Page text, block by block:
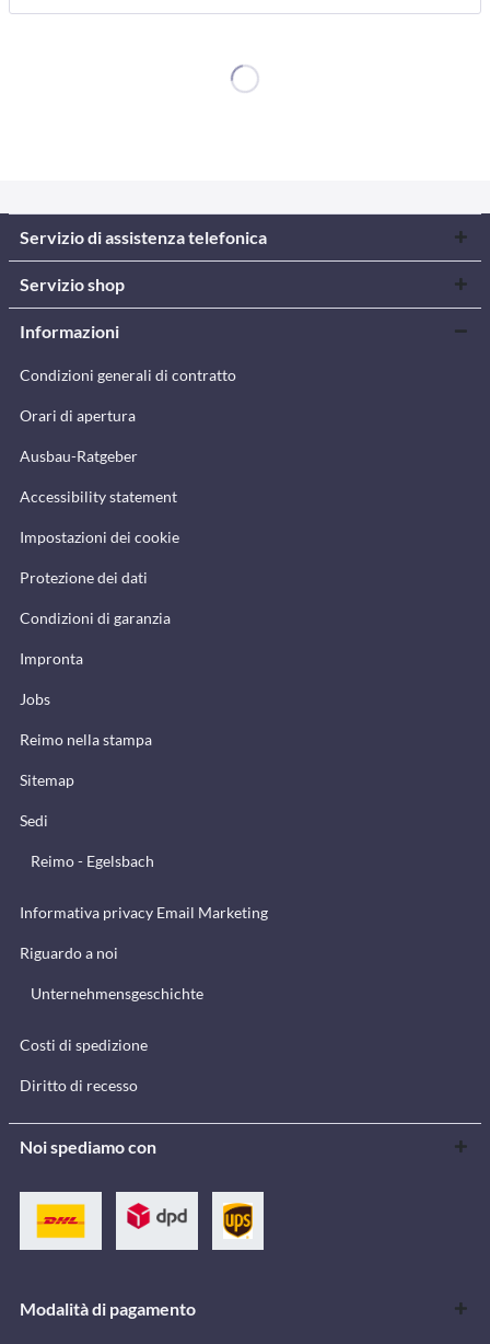
Servizio di assistenza telefonica
Servizio shop
Informazioni
Condizioni generali di contratto
Orari di apertura
Ausbau-Ratgeber
Accessibility statement
Impostazioni dei cookie
Protezione dei dati
Condizioni di garanzia
Impronta
Jobs
Reimo nella stampa
Sitemap
Sedi
Reimo - Egelsbach
Informativa privacy Email Marketing
Riguardo a noi
Unternehmensgeschichte
Costi di spedizione
Diritto di recesso
Noi spediamo con
Modalità di pagamento